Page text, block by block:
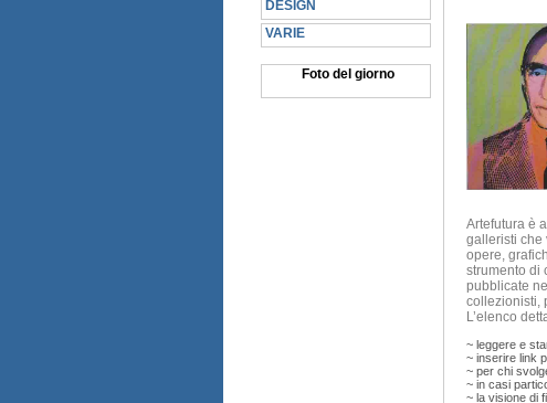
DESIGN
VARIE
Foto del giorno
Artefutura è
galleristi che
opere,
strumento di
pubblicate
collezionisti,
L’elenco
~ leggere e
~ inserire link
~ per chi
~ in casi
~ la visione di